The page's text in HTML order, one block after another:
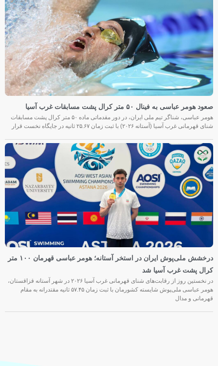
صعود هومر عباسی به فینال ۵۰ متر کرال پشت مسابقات غرب آسیا
هومر عباسی، شناگر تیم ملی ایران، در دور مقدماتی ماده ۵۰ متر کرال پشت مسابقات
شنای قهرمانی غرب آسیا (آستانه ۲۰۲۶) با ثبت زمان ۲۵.۶۷ ثانیه در جایگاه نخست قرار
درخشش ملی‌پوش ایران در استخر آستانه؛ هومر عباسی قهرمان ۱۰۰ متر
کرال پشت غرب آسیا شد
در نخستین روز از رقابت‌های شنای قهرمانی غرب آسیا ۲۰۲۶ در شهر آستانه قزاقستان،
هومر عباسی ملی‌پوش شایسته کشورمان با ثبت زمان ۵۷.۴۵ ثانیه مقتدرانه به مقام
قهرمانی و مدال